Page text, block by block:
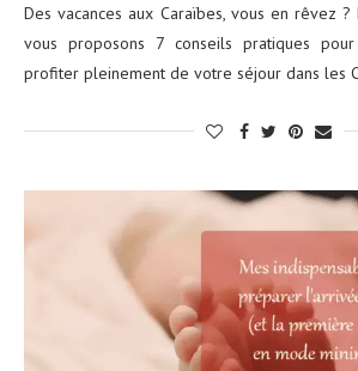
Des vacances aux Caraïbes, vous en rêvez ?
vous proposons 7 conseils pratiques
profiter pleinement de votre séjour dans les